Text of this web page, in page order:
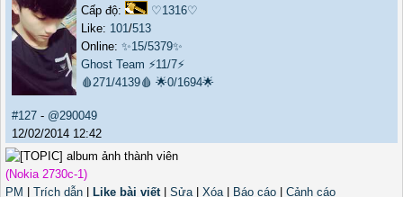
Cấp độ:
♡1316♡
Like: 101/513
Online: ✨15/5379✨
Ghost Team ⚡11/7⚡
🩸271/4139🩸 🌟0/1694🌟
#127 - @290049
12/02/2014 12:42
(Nokia 2730c-1)
PM
Trích dẫn Like bài viết| Sửa| Xóa| Báo cáo
Cảnh cáo